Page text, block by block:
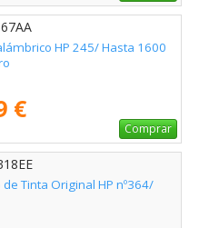
HP 245/ Hasta 1600
€
Comprar
Tinta Original HP nº364/